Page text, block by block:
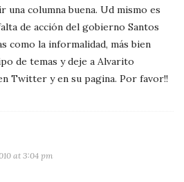
una columna buena. Ud mismo es
de acción del gobierno Santos
como la informalidad, más bien
de temas y deje a Alvarito
Twitter y en su pagina. Por favor!!
at 3:04 pm